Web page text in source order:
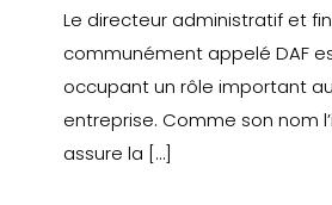
Le directeur administratif et
communément appelé DAF
occupant un rôle important au
entreprise. Comme son nom
assure la […]